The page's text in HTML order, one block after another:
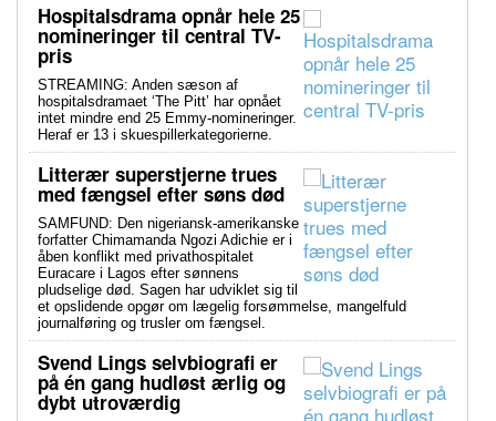
Hospitalsdrama opnår hele 25
nomineringer til central TV-
pris
STREAMING: Anden sæson af
hospitalsdramaet ‘The Pitt’ har opnået
intet mindre end 25 Emmy-nomineringer.
Heraf er 13 i skuespillerkategorierne.
Litterær superstjerne trues
med fængsel efter søns død
SAMFUND: Den nigeriansk-amerikanske
forfatter Chimamanda Ngozi Adichie er i
åben konflikt med privathospitalet
Euracare i Lagos efter sønnens
pludselige død. Sagen har udviklet sig til
et opslidende opgør om lægelig forsømmelse, mangelfuld
journalføring og trusler om fængsel.
Svend Lings selvbiografi er
på én gang hudløst ærlig og
dybt utroværdig